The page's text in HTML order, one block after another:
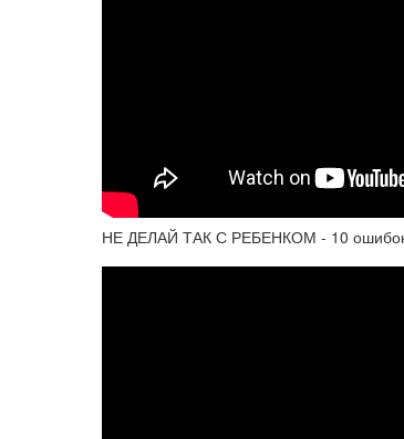
НЕ ДЕЛАЙ ТАК С РЕБЕНКОМ - 10 ошибок